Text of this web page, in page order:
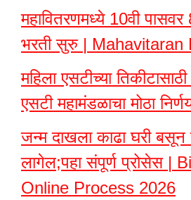
महावितरणमध्ये 10वी पासवर
भरती सुरु | Mahavitaran
महिला एसटीच्या
एसटी महामंडळाचा मोठा
जन्म दाखला काढा घरी
लागेल;पहा संपूर्ण प्रोसेस |
Online Process 2026